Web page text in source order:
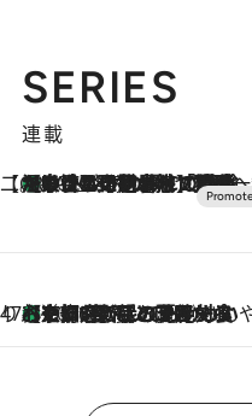
SERIES
連載
【CREA×星野リゾート】唯一無二。癒しと発見が待つ場所へ
2026.8.7
【トンボの足水浴】ヒノキの香りに包まれて涼感マックス！約13℃の湧水かけ流しを避暑地「星野温泉 トンボの湯」で体験
47都道府県の手みやげ ひんやりスイーツで夏を満喫
2026.8.7
【京都府】この夏絶対食べたい 冷やしておいしいおやつ3選 ひと口目から心を掴む新緑のテリーヌ